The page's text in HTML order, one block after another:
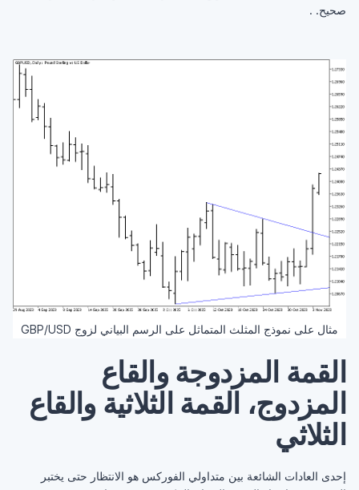
صحيح. .
مثال على نموذج المثلث المتماثل على الرسم البياني لزوج GBP/USD
القمة المزدوجة والقاع
المزدوج، القمة الثلاثية والقاع
الثلاثي
إحدى العادات الشائعة بين متداولي الفوركس هو الانتظار حتى يختبر